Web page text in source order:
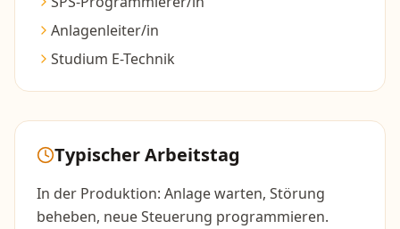
Anlagenleiter/in
Studium E-Technik
Typischer Arbeitstag
In der Produktion: Anlage warten, Störung
beheben, neue Steuerung programmieren.